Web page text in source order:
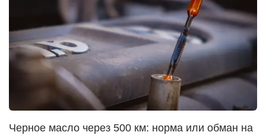
Черное масло через 500 км: норма или обман на